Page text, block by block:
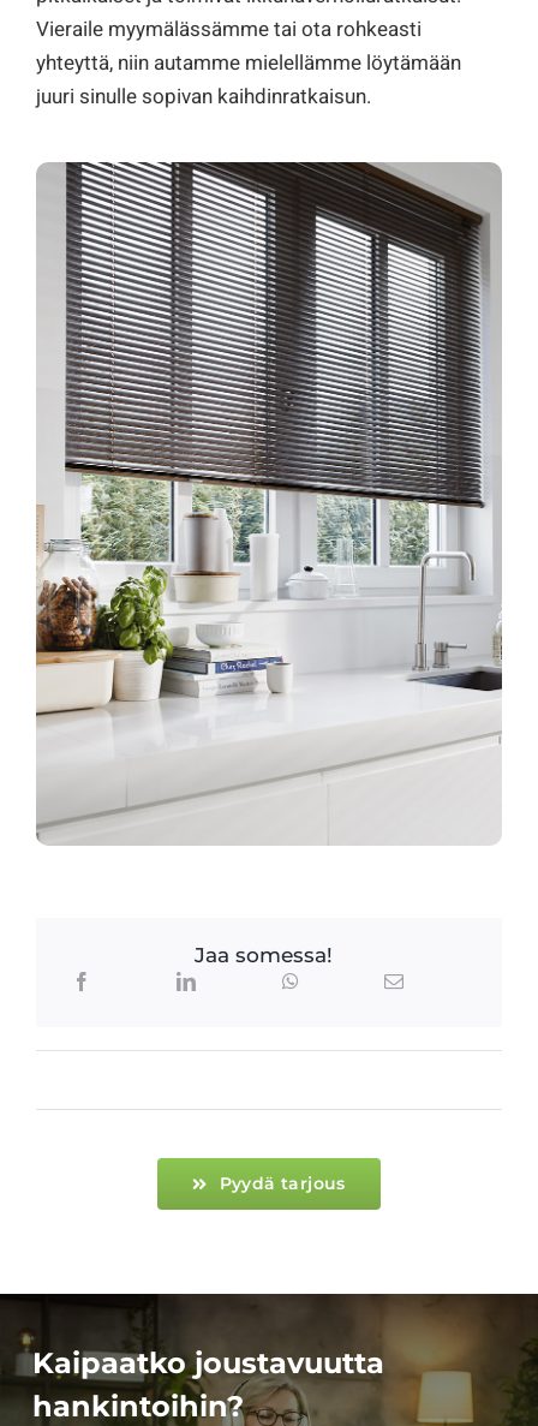
Vieraile myymälässämme tai ota rohkeasti
yhteyttä, niin autamme mielellämme löytämään
juuri sinulle sopivan kaihdinratkaisun.
Jaa somessa!
Pyydä tarjous
Kaipaatko joustavuutta
hankintoihin?